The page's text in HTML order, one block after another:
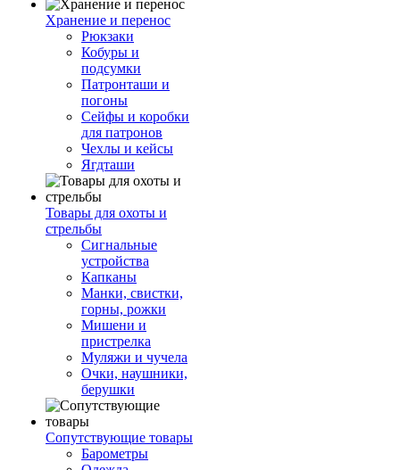
Хранение и перенос
Рюкзаки
Кобуры и
подсумки
Патронташи и
погоны
Сейфы и коробки
для патронов
Чехлы и кейсы
Ягдташи
Товары для охоты и
стрельбы
Сигнальные
устройства
Капканы
Манки, свистки,
горны, рожки
Мишени и
пристрелка
Муляжи и чучела
Очки, наушники,
берушки
Сопутствующие товары
Барометры